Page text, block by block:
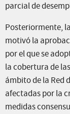
parcial de
Posteriormente,
motivó la
por el que se
la cobertura de
ámbito de la Red
afectadas por la
medidas